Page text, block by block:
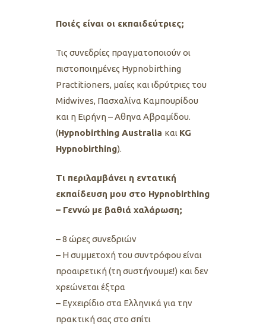
Ποιές είναι οι εκπαιδεύτριες;
Τις συνεδρίες πραγματοποιoύν οι
πιστοποιημένες Ηypnobirthing
Practitioners, μαίες και ιδρύτριες του
Midwives, Πασχαλίνα Καμπουρίδου
και η Ειρήνη – Αθηνα Αβραμίδου.
(Ηypnobirthing Australia και KG
Hypnobirthing).
Tι περιλαμβάνει η εντατική
εκπαίδευση μου στο Hypnobirthing
– Γεννώ με βαθιά χαλάρωση;
– 8 ώρες συνεδριών
– Η συμμετοχή του συντρόφου είναι
προαιρετική (τη συστήνουμε!) και δεν
χρεώνεται έξτρα
– Εγχειρίδιο στα Ελληνικά για την
πρακτική σας στο σπίτι